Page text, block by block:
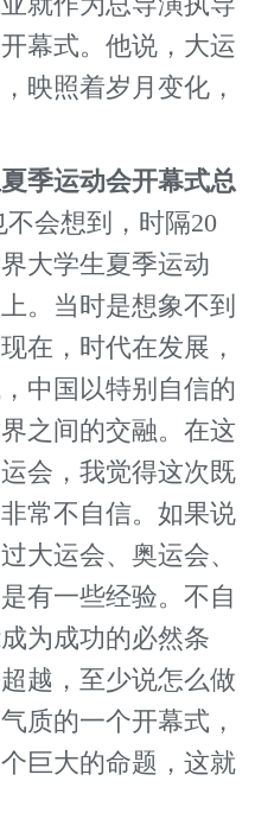
幕式。他说，大运
映照着岁月变化，
季运动会开幕式总
不会想到，时隔20
大学生夏季运动
。当时是想象不到
在，时代在发展，
中国以特别自信的
之间的交融。在这
会，我觉得这次既
常不自信。如果说
大运会、奥运会、
有一些经验。不自
为成功的必然条
越，至少说怎么做
质的一个开幕式，
巨大的命题，这就